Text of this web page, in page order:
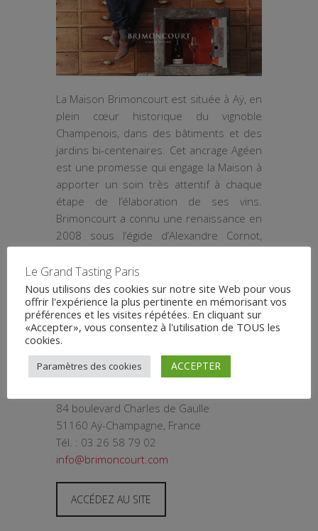
La Maison Brimoncourt est située à Aÿ, en
plein cœur historique du vignoble
Champenois, dans des bâtiments et des
jardins bi-centenaires. Cet ancrage Agéen
est une promesse qui engage la Maison à
apporter un soin très attentif à chaque
étape de l’élaboration de ses vins.
Brimoncourt a connu une renaissance en
2008 sous l’égide d’Alexandre Cornot,
l’excellence repose sur l’accès aux
meilleurs crus de la Champagne. Le style
de la Maison est caractérisé par la
fraicheur, l’élégance et une grande
générosité.
Contact
84 boulevard Charles de Gaulle
51160 Aÿ-Champagne, France
Tél. : 03 26 58 79 02
info@brimoncourt.com
ACCÉDEZ AU SITE
Le Grand Tasting Paris
Nous utilisons des cookies sur notre site Web pour vous
offrir l'expérience la plus pertinente en mémorisant vos
préférences et les visites répétées. En cliquant sur
«Accepter», vous consentez à l'utilisation de TOUS les
cookies.
Paramètres des cookies ACCEPTER